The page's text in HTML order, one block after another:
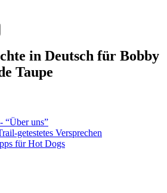
in Deutsch für Bobby
Taupe
“Über uns”
getestetes Versprechen
für Hot Dogs